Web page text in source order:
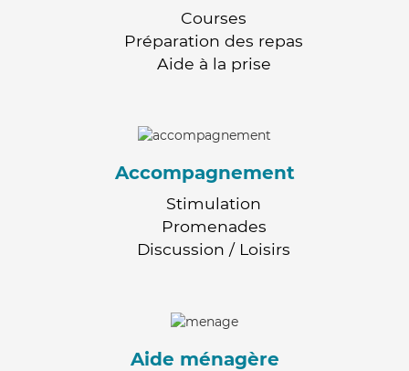
Courses
Préparation des repas
Aide à la prise
Accompagnement
Stimulation
Promenades
Discussion / Loisirs
Aide ménagère